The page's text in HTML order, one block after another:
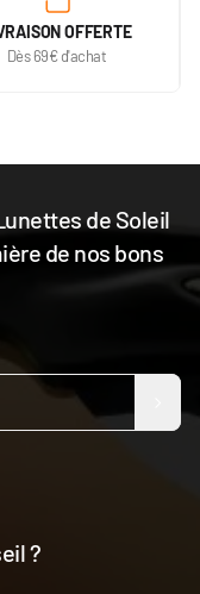
OFFERTE
Dès 69€ d'achat
de Soleil
de nos bons
?